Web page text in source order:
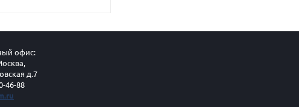
офис:
д.7
46-88